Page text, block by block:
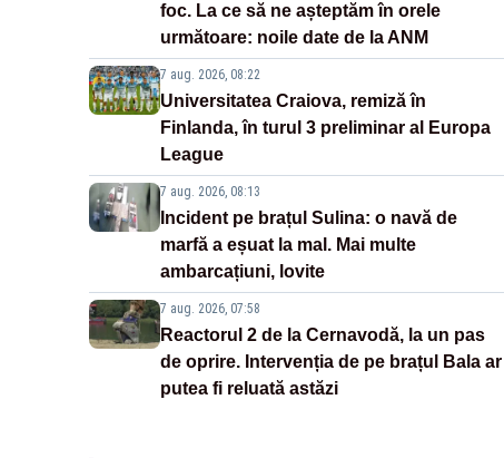
foc. La ce să ne așteptăm în orele
următoare: noile date de la ANM
7 aug. 2026, 08:22
Universitatea Craiova, remiză în
Finlanda, în turul 3 preliminar al Europa
League
7 aug. 2026, 08:13
Incident pe brațul Sulina: o navă de
marfă a eșuat la mal. Mai multe
ambarcațiuni, lovite
7 aug. 2026, 07:58
Reactorul 2 de la Cernavodă, la un pas
de oprire. Intervenția de pe brațul Bala ar
putea fi reluată astăzi